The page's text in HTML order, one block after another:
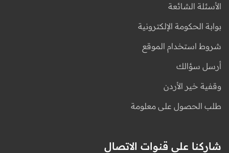
الأسئلة الشائعة
بوابة الحكومة الإلكترونية
شروط استخدام الموقع
أرسل سؤالك
وقفية خير الأردن
طلب الحصول على معلومة
شاركنا على قنوات الاتصال